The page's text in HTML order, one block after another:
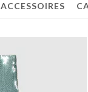
ACCESSOIRES